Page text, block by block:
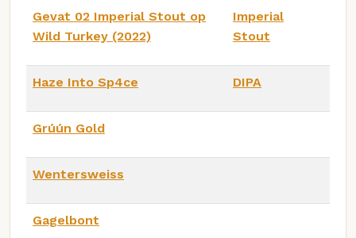
Gevat 02 Imperial Stout op
Wild Turkey (2022)
Imperial
Stout
Haze Into Sp4ce DIPA
Grúún Gold
Wentersweiss
Gagelbont